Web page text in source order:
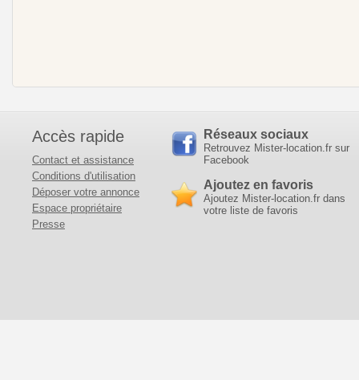
Accès rapide
Contact et assistance
Conditions d'utilisation
Déposer votre annonce
Espace propriétaire
Presse
Réseaux sociaux
Retrouvez Mister-location.fr sur
Facebook
Ajoutez en favoris
Ajoutez Mister-location.fr dans
votre liste de favoris